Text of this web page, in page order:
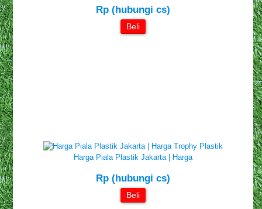
Rp (hubungi cs)
Beli
Harga Piala Plastik Jakarta | Harga
Rp (hubungi cs)
Beli